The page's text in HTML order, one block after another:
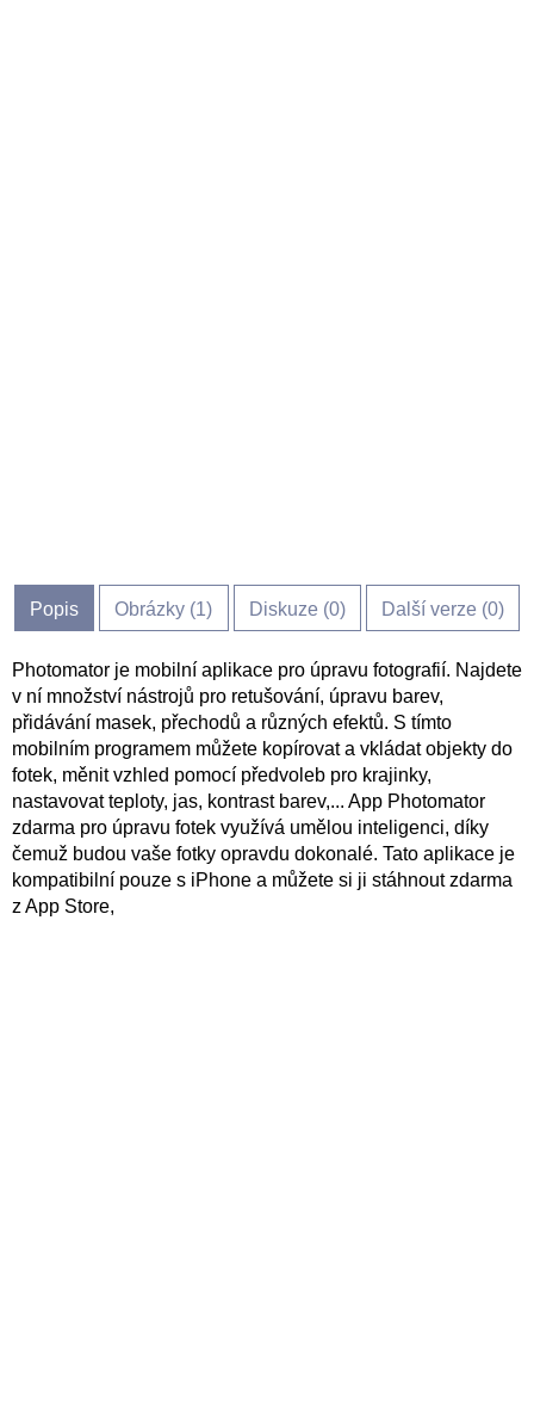
Popis Obrázky (1) Diskuze (0) Další verze (0)
Photomator je mobilní aplikace pro úpravu fotografií. Najdete
v ní množství nástrojů pro retušování, úpravu barev,
přidávání masek, přechodů a různých efektů. S tímto
mobilním programem můžete kopírovat a vkládat objekty do
fotek, měnit vzhled pomocí předvoleb pro krajinky,
nastavovat teploty, jas, kontrast barev,... App Photomator
zdarma pro úpravu fotek využívá umělou inteligenci, díky
čemuž budou vaše fotky opravdu dokonalé. Tato aplikace je
kompatibilní pouze s iPhone a můžete si ji stáhnout zdarma
z App Store,